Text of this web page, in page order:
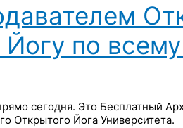
по
сегодня. Это Бесплатный
Открытого Йога Университета.